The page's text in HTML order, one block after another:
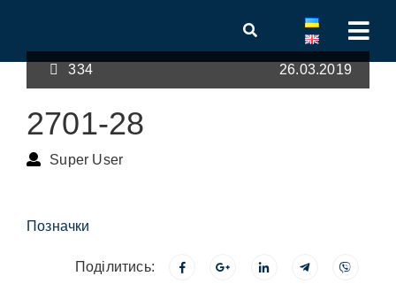
334 26.03.2019
2701-28
Super User
Позначки
Поділитись: